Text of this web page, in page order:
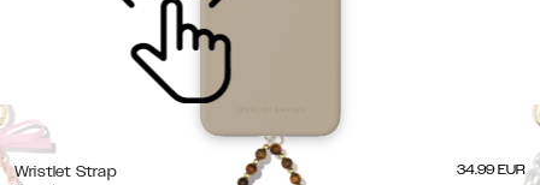
Wristlet Strap 34.99 EUR